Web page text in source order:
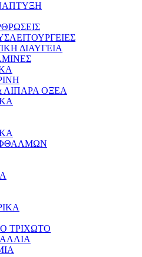
ΔΙΑΥΓΕΙΑ
ΛΙΠΑΡΑ ΟΞΕΑ
ΤΡΙΧΩΤΟ